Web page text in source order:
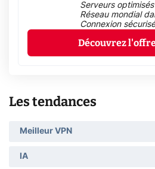
Serveurs
Réseau mondial
Connexion
Découvrez
Les tendances
Meilleur VPN
IA